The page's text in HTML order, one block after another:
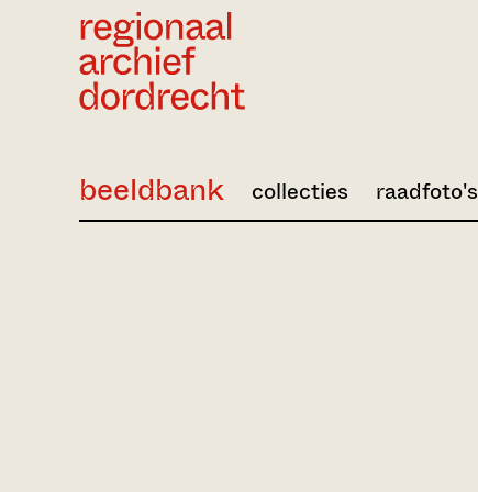
beeldbank collecties raadfoto's